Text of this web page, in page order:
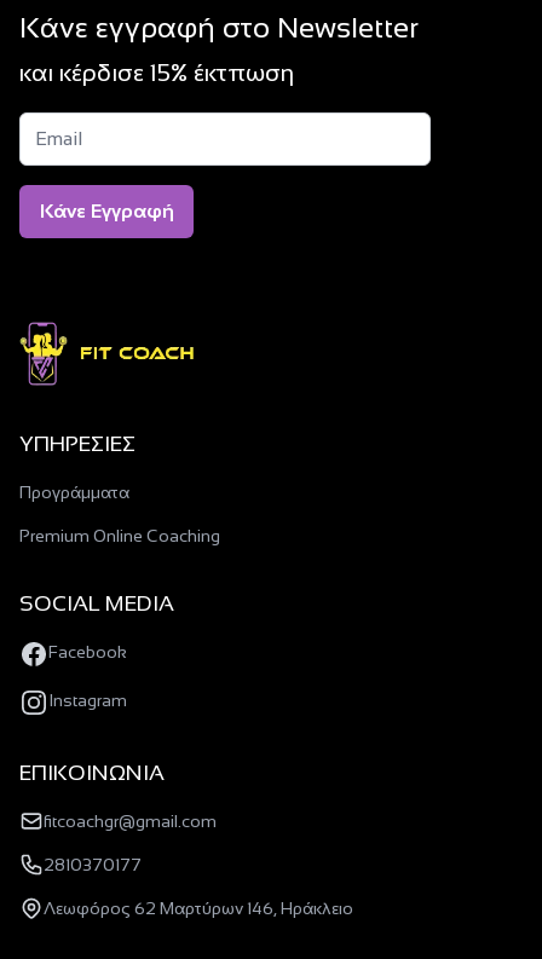
Kάνε εγγραφή στο Νewsletter
και κέρδισε 15% έκτπωση
Kάνε Εγγραφή
YΠΗΡΕΣΙΕΣ
Προγράμματα
Premium Οnline Coaching
SOCIAL MEDIA
Facebook
Instagram
ΕΠΙΚΟΙΝΩΝΙΑ
fitcoachgr@gmail.com
2810370177
Λεωφόρος 62 Μαρτύρων 146, Ηράκλειο